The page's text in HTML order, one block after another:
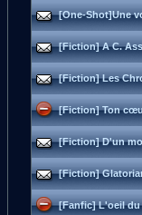
[One-Shot]Une
[Fiction] A C.
[Fiction] Les
[Fiction] Ton
[Fiction] D'un
[Fiction]
[Fanfic] L'oeil du